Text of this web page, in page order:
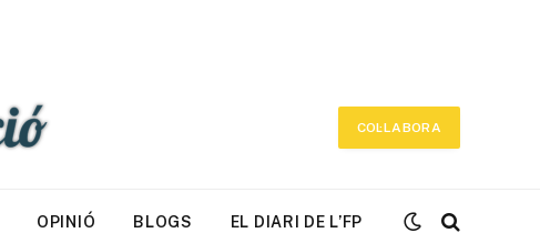
COL·LABORA
OPINIÓ BLOGS EL DIARI DE L’FP